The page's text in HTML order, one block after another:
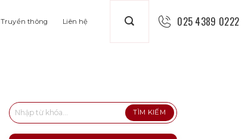
Truyền thông Liên hệ 025 4389 0222